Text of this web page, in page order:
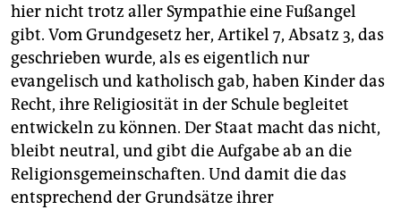
hier nicht trotz aller Sympathie eine Fußangel
gibt. Vom Grundgesetz her, Artikel 7, Absatz 3, das
geschrieben wurde, als es eigentlich nur
evangelisch und katholisch gab, haben Kinder das
Recht, ihre Religiosität in der Schule begleitet
entwickeln zu können. Der Staat macht das nicht,
bleibt neutral, und gibt die Aufgabe ab an die
Religionsgemeinschaften. Und damit die das
entsprechend der Grundsätze ihrer